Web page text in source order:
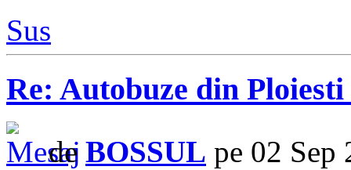
Sus
Re: Autobuze din
de BOSSUL pe 02 Sep